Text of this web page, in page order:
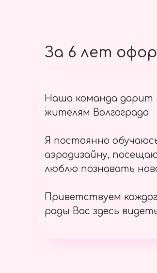
За 6 лет
Наша команда дарит
жителям Волгограда
Я постоянно
аэродизайну,
люблю познавать
Приветствуем
рады Вас здесь